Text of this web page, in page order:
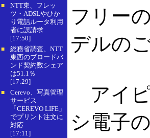
■
NTT東、フレッ
ツ・ADSLやひか
り電話ルータ利用
者に誤請求
[17:50]
■
総務省調査、NTT
東西のブロードバ
ンド契約数シェア
は51.1％
[17:29]
■
Cerevo、写真管理
サービス
「CEREVO LIFE」
でプリント注文に
対応
[17:11]
フリー
デルの
アイピ
シ電子